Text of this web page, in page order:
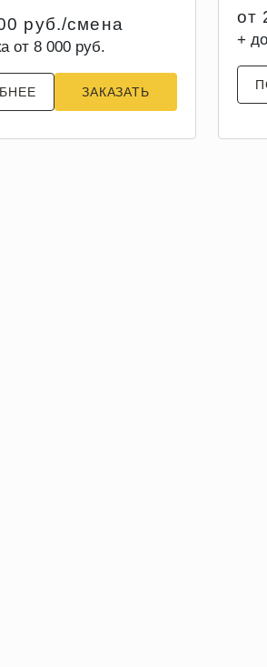
руб./смена
от 8 000 руб.
ЗАКАЗАТЬ
от
+